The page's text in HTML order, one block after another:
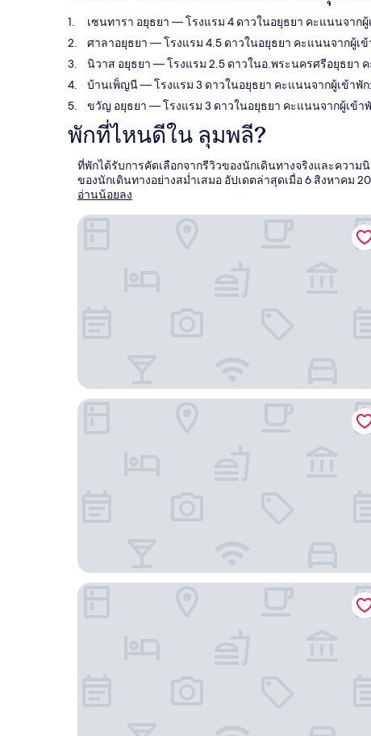
เซนทารา อยุธยา — โรงแรม 4 ดาวในอยุธยา คะแนนจากผู้
ศาลาอยุธยา — โรงแรม 4.5 ดาวในอยุธยา คะแนนจากผู้เข้
นิวาส อยุธยา — โรงแรม 2.5 ดาวในอ.พระนครศรีอยุธยา
บ้านเพ็ญนี— โรงแรม 3 ดาวในอยุธยา คะแนนจากผู้เข้าพัก
ขวัญ อยุธยา — โรงแรม 3 ดาวในอยุธยา คะแนนจากผู้เข้า
พักที่ไหนดีใน ลุมพลี?
ที่พักได้รับการคัดเลือกจากรีวิวของนักเดินทางจริงและควา
ของนักเดินทางอย่างสม่ำเสมอ อัปเดตล่าสุดเมื่อ6 สิงหาคม
อ่านน้อยลง
เซนทารา อยุธยา
ศาลาอยุธยา
นิวาส อยุธยา